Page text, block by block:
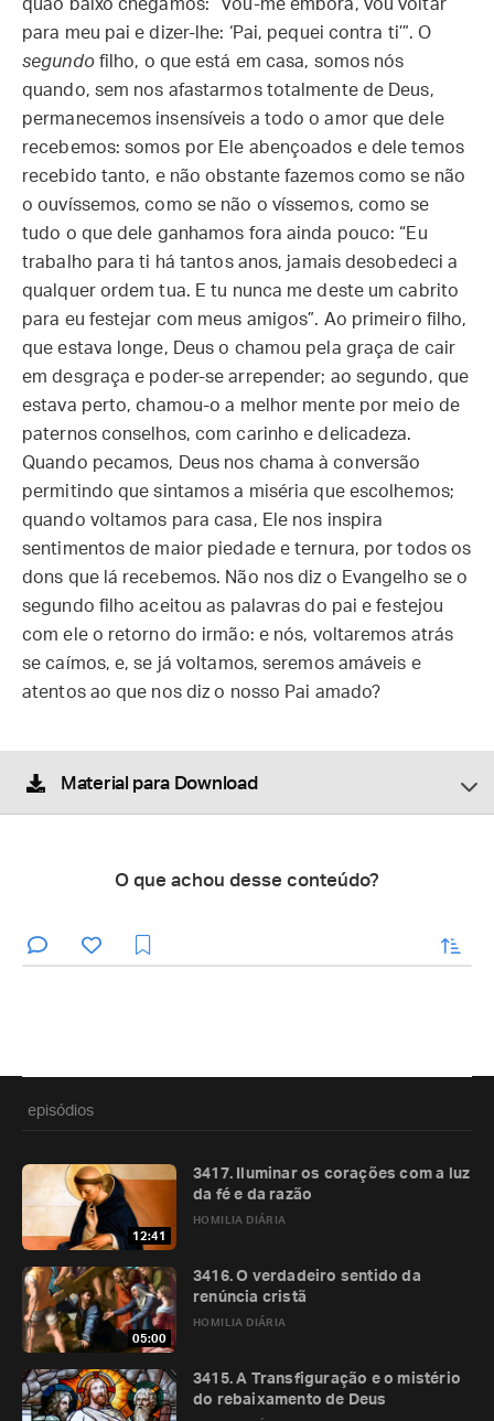
quão baixo chegamos: “Vou-me embora, vou voltar
para meu pai e dizer-lhe: ‘Pai, pequei contra ti’”. O
segundofilho, o que está em casa, somos nós
quando, sem nos afastarmos totalmente de Deus,
permanecemos insensíveis a todo o amor que dele
recebemos: somos por Ele abençoados e dele temos
recebido tanto, e não obstante fazemos como se não
o ouvíssemos, como se não o víssemos, como se
tudo o que dele ganhamos fora ainda pouco: “Eu
trabalho para ti há tantos anos, jamais desobedeci a
qualquer ordem tua. E tu nunca me deste um cabrito
para eu festejar com meus amigos”. Ao primeiro filho,
que estava longe, Deus o chamou pela graça de cair
em desgraça e poder-se arrepender; ao segundo, que
estava perto, chamou-o a melhor mente por meio de
paternos conselhos, com carinho e delicadeza.
Quando pecamos, Deus nos chama à conversão
permitindo que sintamos a miséria que escolhemos;
quando voltamos para casa, Ele nos inspira
sentimentos de maior piedade e ternura, por todos os
dons que lá recebemos. Não nos diz o Evangelho se o
segundo filho aceitou as palavras do pai e festejou
com ele o retorno do irmão: e nós, voltaremos atrás
se caímos, e, se já voltamos, seremos amáveis e
atentos ao que nos diz o nosso Pai amado?
Material para Download
O que achou desse conteúdo?
enviar
episódios
12:41
HOMILIA DIÁRIA
3417. Iluminar os corações com a luz
da fé e da razão
05:00
HOMILIA DIÁRIA
3416. O verdadeiro sentido da
renúncia cristã
3415. A Transfiguração e o mistério
do rebaixamento de Deus